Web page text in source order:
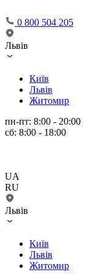
0 800 504 205
Львів
Київ
Львів
Житомир
пн-пт: 8:00 - 20:00
сб: 8:00 - 18:00
UA
RU
Львів
Київ
Львів
Житомир